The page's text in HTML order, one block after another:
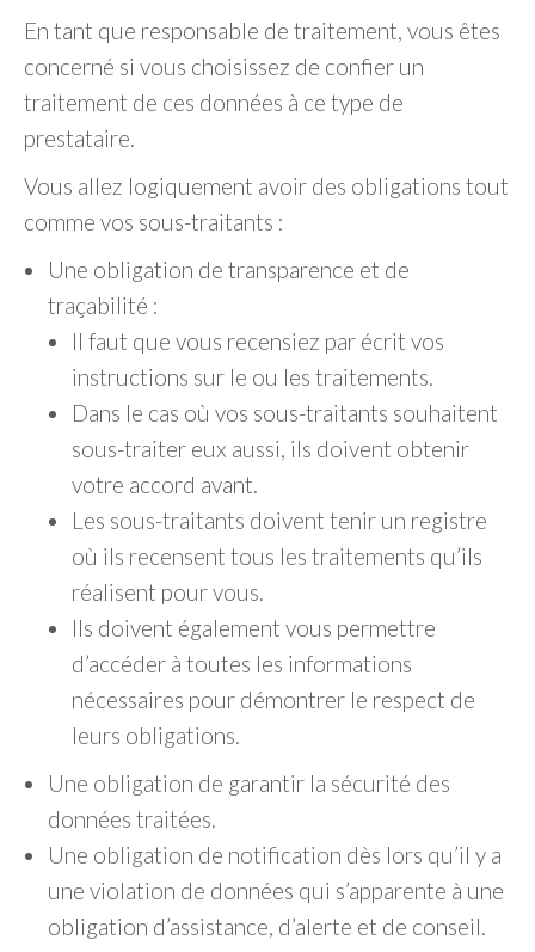
En tant que responsable de traitement, vous êtes
concerné si vous choisissez de confier un
traitement de ces données à ce type de
prestataire.
Vous allez logiquement avoir des obligations tout
comme vos sous-traitants :
Une obligation de transparence et de
traçabilité :
Il faut que vous recensiez par écrit vos
instructions sur le ou les traitements.
Dans le cas où vos sous-traitants souhaitent
sous-traiter eux aussi, ils doivent obtenir
votre accord avant.
Les sous-traitants doivent tenir un registre
où ils recensent tous les traitements qu’ils
réalisent pour vous.
Ils doivent également vous permettre
d’accéder à toutes les informations
nécessaires pour démontrer le respect de
leurs obligations.
Une obligation de garantir la sécurité des
données traitées.
Une obligation de notification dès lors qu’il y a
une violation de données qui s’apparente à une
obligation d’assistance, d’alerte et de conseil.